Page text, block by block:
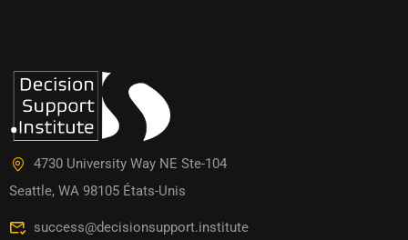
4730 University Way NE Ste-104
Seattle, WA 98105 États-Unis
success@decisionsupport.institute